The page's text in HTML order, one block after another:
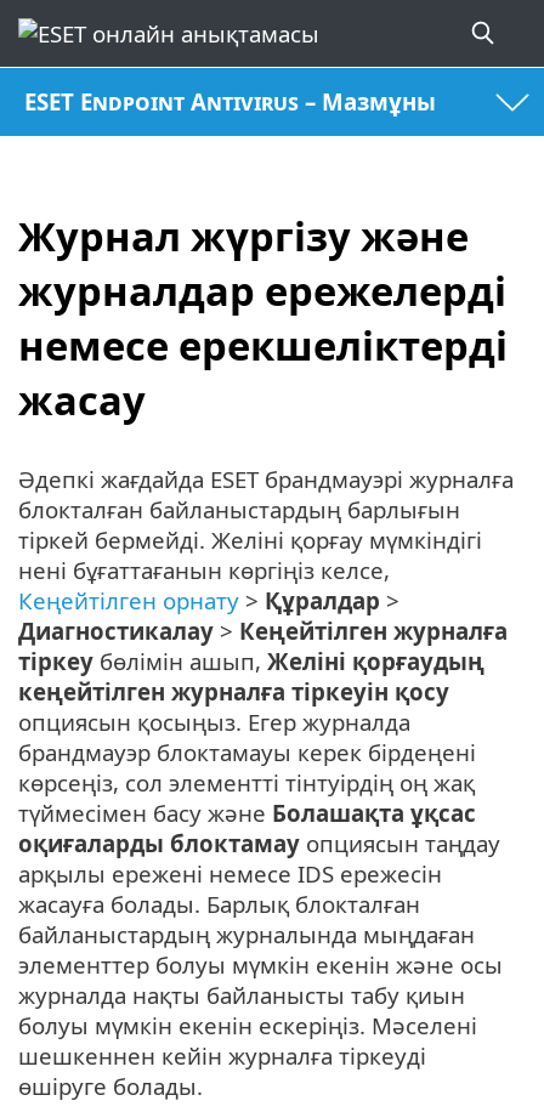
ESET Endpoint Antivirus – Мазмұны
Журнал жүргізу және
журналдар ережелерді
немесе ерекшеліктерді
жасау
Әдепкі жағдайда ESET брандмауэрі журналға
блокталған байланыстардың барлығын
тіркей бермейді. Желіні қорғау мүмкіндігі
нені бұғаттағанын көргіңіз келсе,
Кеңейтілген орнату > Құралдар >
Диагностикалау > Кеңейтілген журналға
тіркеу бөлімін ашып, Желіні қорғаудың
кеңейтілген журналға тіркеуін қосу
опциясын қосыңыз. Егер журналда
брандмауэр блоктамауы керек бірдеңені
көрсеңіз, сол элементті тінтуірдің оң жақ
түймесімен басу және Болашақта ұқсас
оқиғаларды блоктамау опциясын таңдау
арқылы ережені немесе IDS ережесін
жасауға болады. Барлық блокталған
байланыстардың журналында мыңдаған
элементтер болуы мүмкін екенін және осы
журналда нақты байланысты табу қиын
болуы мүмкін екенін ескеріңіз. Мәселені
шешкеннен кейін журналға тіркеуді
өшіруге болады.